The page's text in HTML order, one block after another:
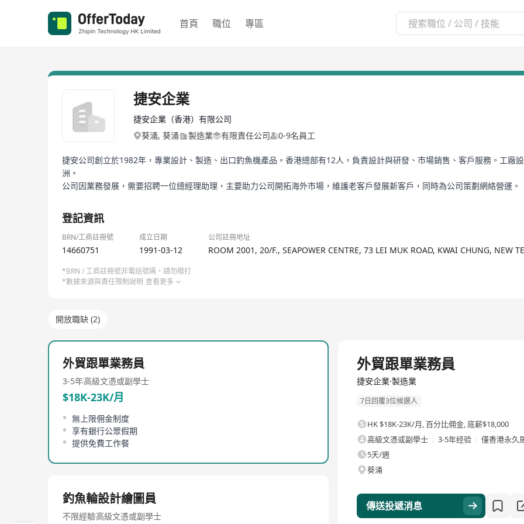
首頁 職位 專區
捷安企業
捷安企業（香港）有限公司
葵涌, 葵涌
製造業 有限責任公司 0-9名員工
捷安公司創立於1982年，專業設計、製造、出口釣魚機產品。香港總部有12人，負責設計與研發、市場銷售、客戶服務。工廠
洲。
公司因業務發展，需要招聘一位總經理助理，主要助力公司開拓海外市場，維護老客戶發展新客戶，同時為公司策劃網絡營運。
登記資訊
BRN/工商註冊號 成立日期 公司註冊地址
14660751 1991-03-12 ROOM 2001, 20/F., SEAPOWER CENTRE, 73 LEI MUK ROAD, KWAI CHUNG, NEW
*BRN / 工商註冊號非電話號碼，請勿撥打
*數據來源與責任限制說明 查看更多
開放職缺 (2)
外貿跟單業務員
3-5年高級文憑或副學士
$18K-23K/月
無上限佣金制度
享有銀行公眾假期
提供免費工作餐
釣魚輪設計繪圖員
不限經驗高級文憑或副學士
外貿跟單業務員
捷安企業·製造業
7日回覆3位候選人
HK $18K-23K/月,百分比佣金, 底薪$18,000
高級文憑或副學士
3-5年经验
僅香港永久
5天/週
葵涌
傳送投遞消息